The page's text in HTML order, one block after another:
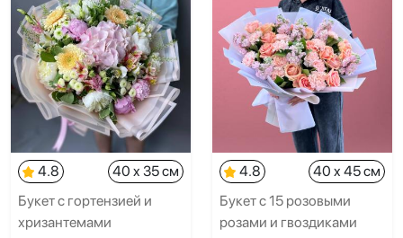
4.8
40 x 35 см
Букет с гортензией и
хризантемами
4.8
40 x 45 см
Букет с 15 розовыми
розами и гвоздиками